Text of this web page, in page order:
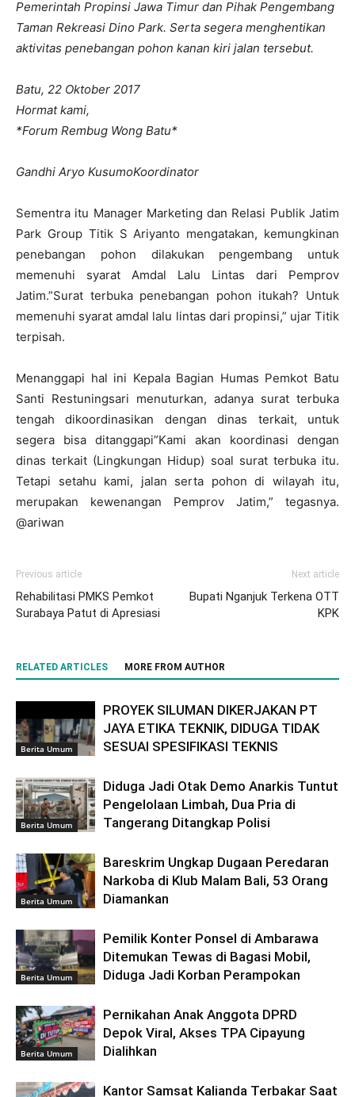
Pemerintah Propinsi Jawa Timur dan Pihak Pengembang
Taman Rekreasi Dino Park. Serta segera menghentikan
aktivitas penebangan pohon kanan kiri jalan tersebut.
Batu, 22 Oktober 2017
Hormat kami,
*Forum Rembug Wong Batu*
Gandhi Aryo KusumoKoordinator
Sementra itu Manager Marketing dan Relasi Publik Jatim
Park Group Titik S Ariyanto mengatakan, kemungkinan
penebangan pohon dilakukan pengembang untuk
memenuhi syarat Amdal Lalu Lintas dari Pemprov
Jatim.”Surat terbuka penebangan pohon itukah? Untuk
memenuhi syarat amdal lalu lintas dari propinsi,” ujar Titik
terpisah.
Menanggapi hal ini Kepala Bagian Humas Pemkot Batu
Santi Restuningsari menuturkan, adanya surat terbuka
tengah dikoordinasikan dengan dinas terkait, untuk
segera bisa ditanggapi”Kami akan koordinasi dengan
dinas terkait (Lingkungan Hidup) soal surat terbuka itu.
Tetapi setahu kami, jalan serta pohon di wilayah itu,
merupakan kewenangan Pemprov Jatim,” tegasnya.
@ariwan
Previous article
Rehabilitasi PMKS Pemkot
Surabaya Patut di Apresiasi
Next article
Bupati Nganjuk Terkena OTT
KPK
RELATED ARTICLES MORE FROM AUTHOR
Berita Umum
PROYEK SILUMAN DIKERJAKAN PT
JAYA ETIKA TEKNIK, DIDUGA TIDAK
SESUAI SPESIFIKASI TEKNIS
Berita Umum
Diduga Jadi Otak Demo Anarkis Tuntut
Pengelolaan Limbah, Dua Pria di
Tangerang Ditangkap Polisi
Berita Umum
Bareskrim Ungkap Dugaan Peredaran
Narkoba di Klub Malam Bali, 53 Orang
Diamankan
Berita Umum
Pemilik Konter Ponsel di Ambarawa
Ditemukan Tewas di Bagasi Mobil,
Diduga Jadi Korban Perampokan
Berita Umum
Pernikahan Anak Anggota DPRD
Depok Viral, Akses TPA Cipayung
Dialihkan
Kantor Samsat Kalianda Terbakar Saat